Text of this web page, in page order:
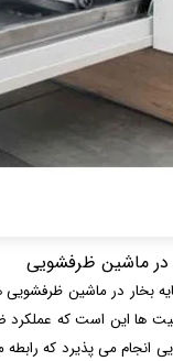
در ماشین ظرفشویی
بخار در ماشین
ها این است که
می پذیرد که